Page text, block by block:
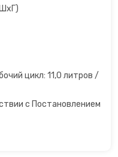
цикл: 11,0 литров /
с Постановлением